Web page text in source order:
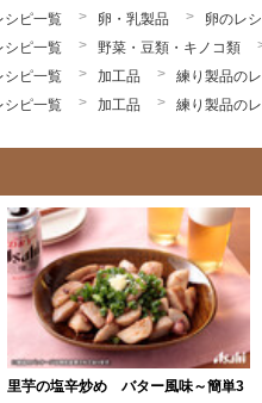
シピ一覧 卵・乳製品
卵のレ
シピ一覧
野菜・豆類・キノコ類
シピ一覧 加工品
練り製品の
シピ一覧 加工品 練り製品の
里芋の塩辛炒め バター風味～簡単3